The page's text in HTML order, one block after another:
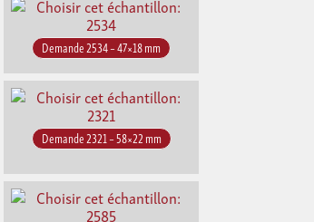
Demande 2534 – 47×18 mm
Demande 2321 – 58×22 mm